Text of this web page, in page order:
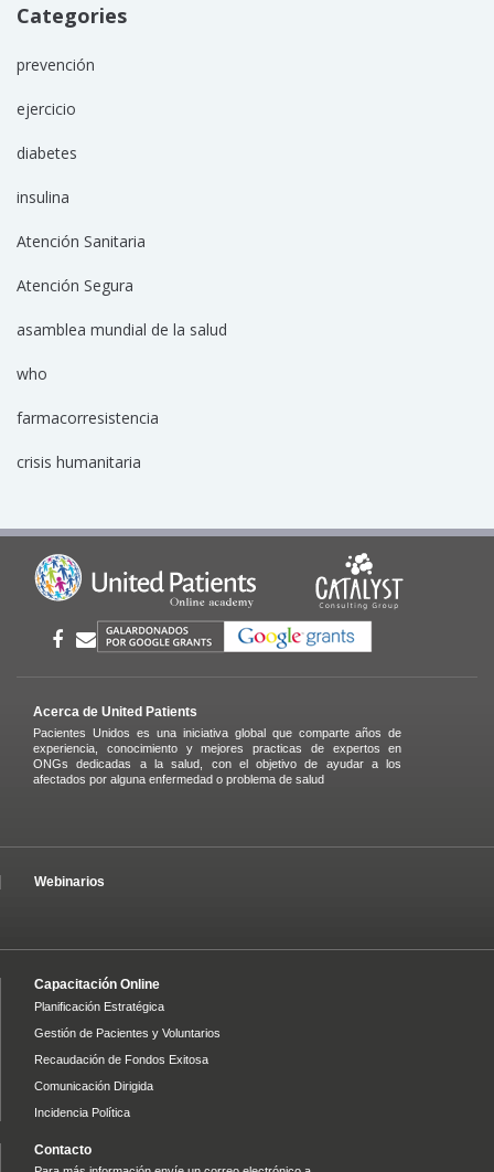
Categories
prevención
ejercicio
diabetes
insulina
Atención Sanitaria
Atención Segura
asamblea mundial de la salud
who
farmacorresistencia
crisis humanitaria
Acerca de United Patients
Pacientes Unidos es una iniciativa global que comparte años de
experiencia, conocimiento y mejores practicas de expertos en
ONGs dedicadas a la salud, con el objetivo de ayudar a los
afectados por alguna enfermedad o problema de salud
Webinarios
Capacitación Online
Planificación Estratégica
Gestión de Pacientes y Voluntarios
Recaudación de Fondos Exitosa
Comunicación Dirigida
Incidencia Política
Contacto